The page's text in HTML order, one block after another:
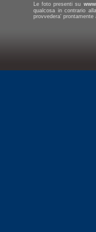
Le foto presenti su
qualcosa in contrario
provvedera'